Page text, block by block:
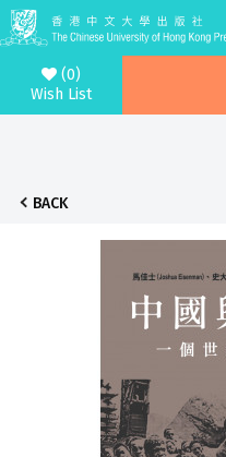
(0)
Wish List
BACK